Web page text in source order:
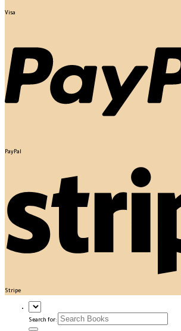
Visa
PayPal
Stripe
Search for: